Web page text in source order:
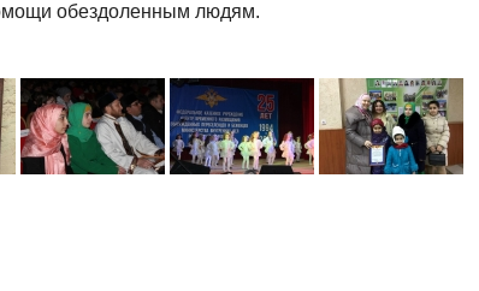
обездоленным людям.